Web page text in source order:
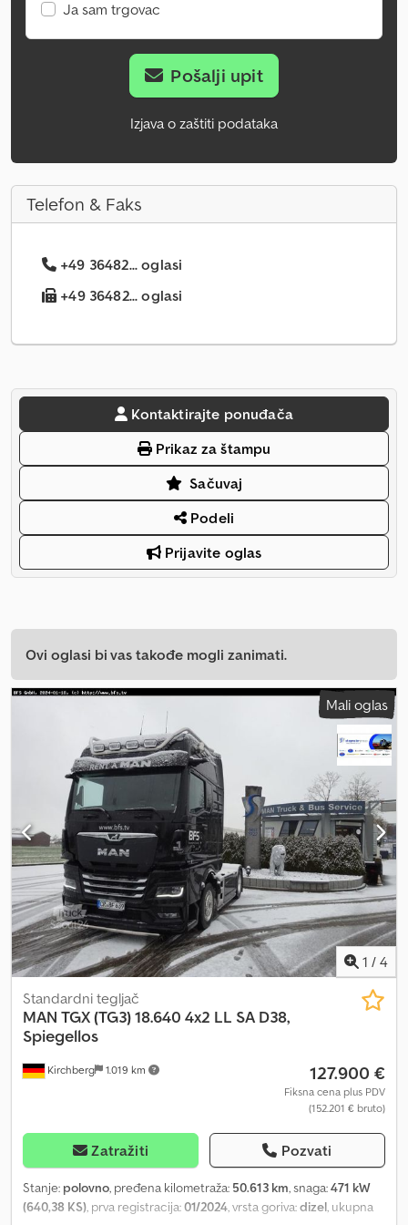
Ja sam trgovac
Pošalji upit
Izjava o zaštiti podataka
Telefon & Faks
+49 36482... oglasi
+49 36482... oglasi
Kontaktirajte ponuđača
Prikaz za štampu
Sačuvaj
Podeli
Prijavite oglas
Ovi oglasi bi vas takođe mogli zanimati.
Mali oglas
1 / 4
Kirchberg 1.019 km
Standardni tegljač
MAN TGX (TG3) 18.640 4x2 LL SA D38,
Spiegellos
127.900 €
Fiksna cena plus PDV
(152.201 € bruto)
Zatražiti Pozvati
Stanje: polovno, pređena kilometraža: 50.613 km, snaga:471 kW
(640,38 KS) , prva registracija:01/2024 , vrsta goriva:dizel , ukupna